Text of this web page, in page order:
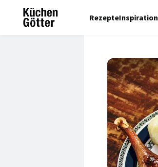
RezepteInspiration